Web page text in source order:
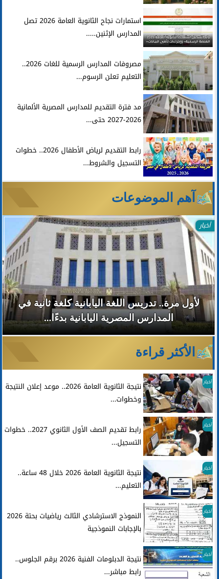
استمارات نجاح الثانوية العامة 2026 تصل
المدارس الإثنين.....
مصروفات المدارس الرسمية للغات 2026..
التعليم تعلن الرسوم...
مد فترة التقديم للمدارس المصرية الألمانية
2026-2027 حتى...
رابط التقديم لرياض الأطفال 2026.. خطوات
التسجيل والشروط...
آهم الموضوعات
أخبار
لأول مرة.. تدريس اللغة اليابانية كلغة ثانية في
المدارس المصرية اليابانية بدءًا...
الأكثر قراءة
أخبار
نتيجة الثانوية العامة 2026.. موعد إعلان النتيجة
وخطوات...
أخبار
رابط تقديم الصف الأول الثانوي 2027.. خطوات
التسجيل...
أخبار
نتيجة الثانوية العامة 2026 خلال 48 ساعة..
التعليم...
أخبار
النموذج الاسترشادي الثالث رياضيات بحتة 2026
بالإجابات النموذجية
أخبار
نتيجة الدبلومات الفنية 2026 برقم الجلوس..
رابط مباشر...